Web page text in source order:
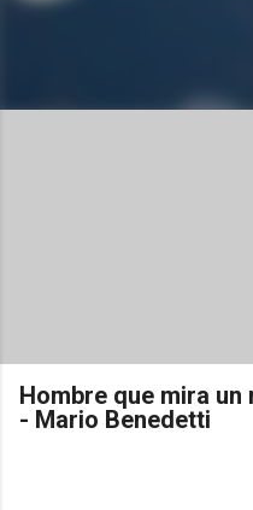
Hombre que mira
- Mario Benedetti